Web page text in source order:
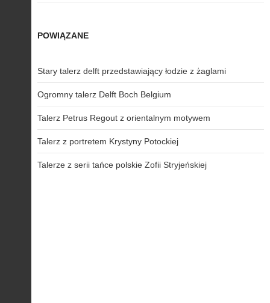
POWIĄZANE
Stary talerz delft przedstawiający łodzie z żaglami
Ogromny talerz Delft Boch Belgium
Talerz Petrus Regout z orientalnym motywem
Talerz z portretem Krystyny Potockiej
Talerze z serii tańce polskie Zofii Stryjeńskiej